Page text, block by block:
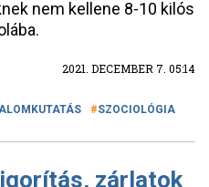
nem kellene 8-10 kilós
2021. DECEMBER 7. 05:14
SZOCIOLÓGIA
zárlatok